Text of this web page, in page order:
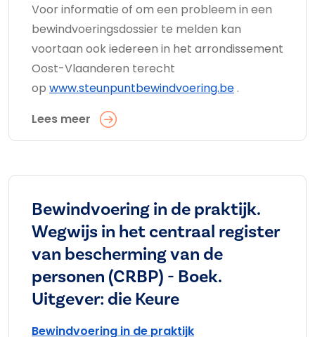
Voor informatie of om een probleem in een
bewindvoeringsdossier te melden kan
voortaan ook iedereen in het arrondissement
Oost-Vlaanderen terecht
op www.steunpuntbewindvoering.be.
Lees meer
Bewindvoering in de praktijk.
Wegwijs in het centraal register
van bescherming van de
personen (CRBP) - Boek.
Uitgever: die Keure
Bewindvoering in de praktijk